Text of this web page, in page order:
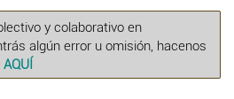
y colaborativo en
algún error u omisión, hacenos
AQUÍ